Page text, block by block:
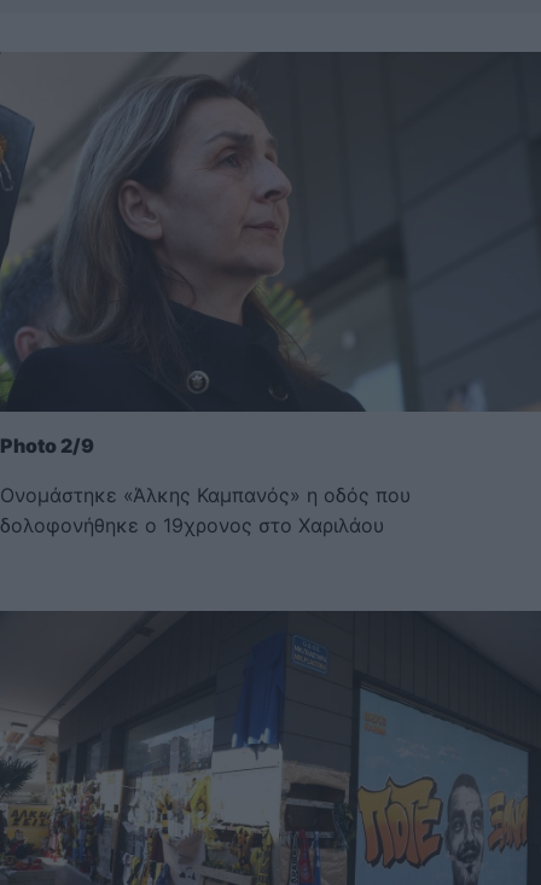
Photo 2/9
Ονομάστηκε «Άλκης Καμπανός» η οδός που
δολοφονήθηκε ο 19χρονος στο Χαριλάου